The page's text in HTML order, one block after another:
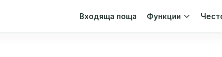
Входяща поща Функции